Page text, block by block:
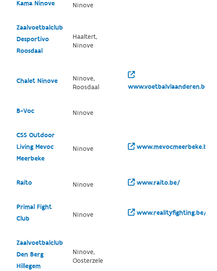
Kama Ninove Ninove
Zaalvoetbalclub
Desportivo
Roosdaal
Haaltert,
Ninove
Chalet Ninove
Ninove,
Roosdaal
www.voetbalvlaanderen.be/
B-Voc Ninove
CSS Outdoor
Living Mevoc
Meerbeke
Ninove www.mevocmeerbeke.be/
Raito Ninove www.raito.be/
Primal Fight
Club
Ninove www.realityfighting.be/
Zaalvoetbalclub
Den Berg
Hillegem
Ninove,
Oosterzele